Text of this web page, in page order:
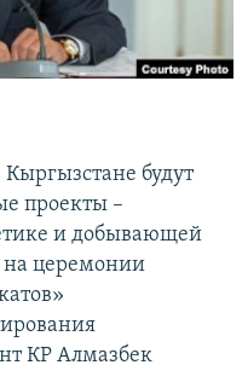
будут
проекты –
и добывающей
церемонии
КР Алмазбек